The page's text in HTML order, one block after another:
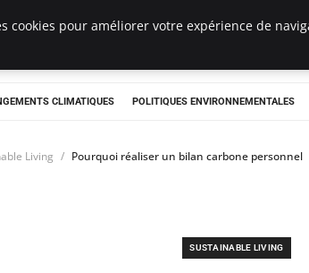
CLIMATIQUES POLITIQUES ENVIRONNEMENTALES
Living Pourquoi réaliser un bilan carbone personnel
SUSTAINABLE LIVING
cookies pour améliorer votre expérience de